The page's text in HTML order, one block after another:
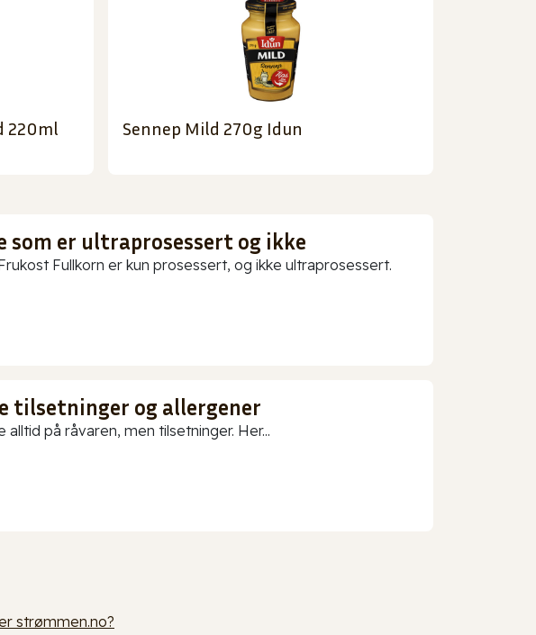
220ml
Sennep Mild 270g Idun
som er ultraprosessert og ikke
Fullkorn er kun prosessert, og ikke ultraprosessert.
tilsetninger og allergener
på råvaren, men tilsetninger. Her...
strømmen.no?